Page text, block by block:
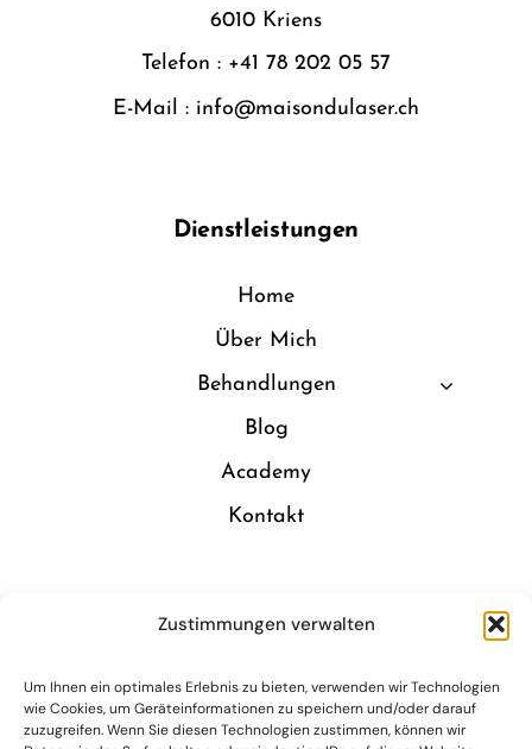
Zustimmungen verwalten
Um Ihnen ein optimales Erlebnis zu bieten, verwenden wir Technologien
wie Cookies, um Geräteinformationen zu speichern und/oder darauf
zuzugreifen. Wenn Sie diesen Technologien zustimmen, können wir
6010 Kriens
Telefon : +41 78 202 05 57
E-Mail : info@maisondulaser.ch
Dienstleistungen
Home
Über Mich
Behandlungen
Blog
Academy
Kontakt
Öffnungszeiten
Montag – Dienstag09:15 – 18:00 Uhr